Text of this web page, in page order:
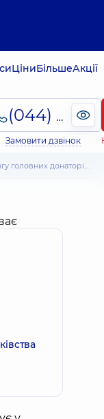
ЦіниБільшеАкції
(044) 495-2-888
Замовити дзвінок
донаторів України